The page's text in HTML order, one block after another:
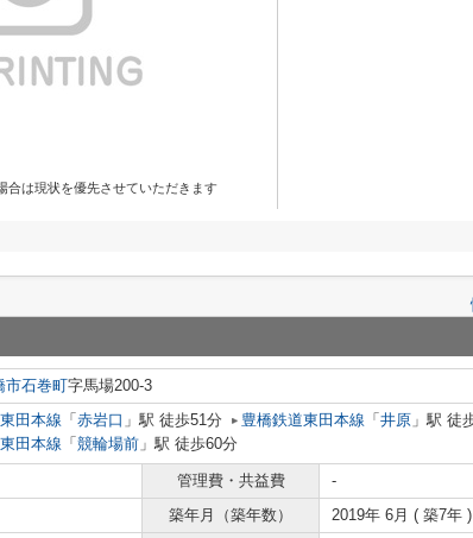
は現状を優先させていただきます
市石巻町字馬場200-3
田本線 「 赤岩口 」駅 徒歩51分 豊橋鉄道東田本線 「 井原 」駅 徒
田本線 「 競輪場前 」駅 徒歩60分
管理費・共益費
-
築年月（築年数）
2019年 6月 ( 築7年 )